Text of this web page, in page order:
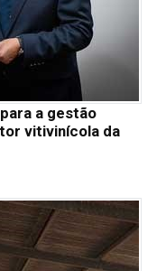
a gestão
vitivinícola da